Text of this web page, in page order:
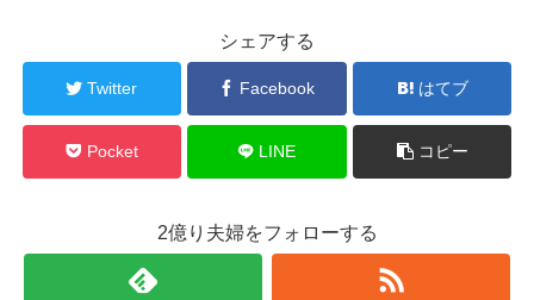
シェアする
Twitter Facebook はてブ
Pocket LINE コピー
2億り夫婦をフォローする